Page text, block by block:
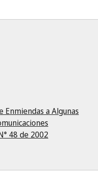
a Algunas
48 de 2002